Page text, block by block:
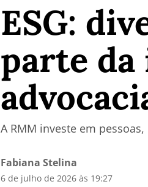
ESG:
parte
A RMM investe em
Fabiana Stelina
6 de julho de 2026 às 19:27